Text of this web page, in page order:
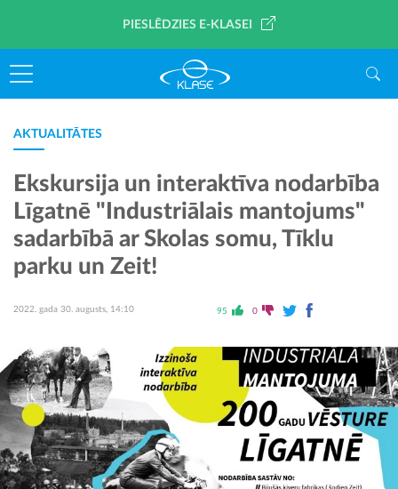
PIESLĒDZIES E-KLASEI
AKTUALITĀTES
Ekskursija un interaktīva nodarbība
Līgatnē "Industriālais mantojums"
sadarbībā ar Skolas somu, Tīklu
parku un Zeit!
2022. gada 30. augusts, 14:10 95 0